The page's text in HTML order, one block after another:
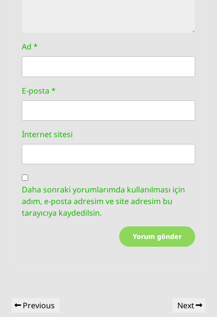
Ad *
E-posta *
İnternet sitesi
Daha sonraki yorumlarımda kullanılması için
adım, e-posta adresim ve site adresim bu
tarayıcıya kaydedilsin.
Yazı
gezinmesi
Previous
Previous
Next
Next